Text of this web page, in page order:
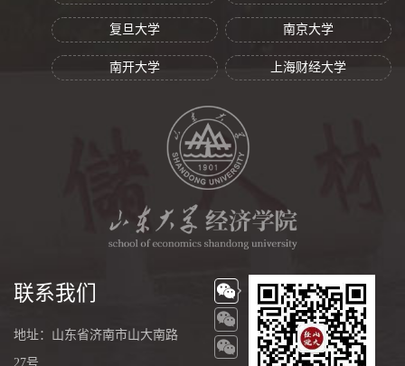
复旦大学 南京大学
南开大学 上海财经大学
联系我们
地址：山东省济南市山大南路
27号